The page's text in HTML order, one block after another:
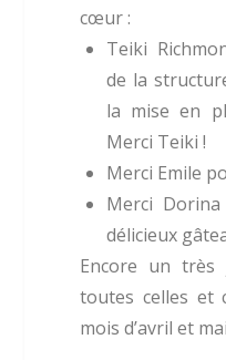
cœur :
Teiki
de la
la mise en
Merci Teiki !
Merci Emile
Merci
délicieux
Encore un très
toutes celles et
mois d’avril et